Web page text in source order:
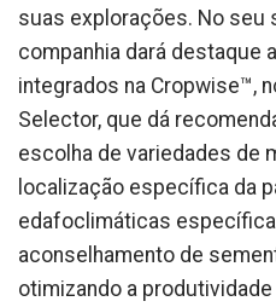
suas explorações. No seu
companhia dará destaque
integrados na Cropwise™,
Selector, que dá
escolha de variedades de
localização específica da
edafoclimáticas
aconselhamento de
otimizando a